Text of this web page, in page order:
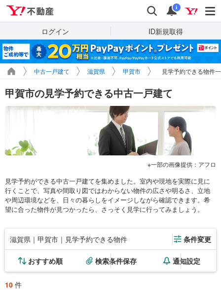
検索 通知
i
ログイン ID新規取得
中古一戸建て 滋賀県 甲賀市 見学予約できる物件
甲賀市の見学予約できる中古一戸建て
一部の画像提供：アフロ
見学予約ができる中古一戸建てを集めました。室内や現地を実際に見に
行くことで、写真や間取り図ではわからない物件の広さや明るさ、立地
や周辺環境などを、日々の暮らしをイメージしながら確認できます。希
望に合った物件が見つかったら、さっそく見学に行ってみましょう。
滋賀県｜甲賀市｜見学予約できる物件 条件変更
おすすめ順 検索条件保存 通知設定
10 件